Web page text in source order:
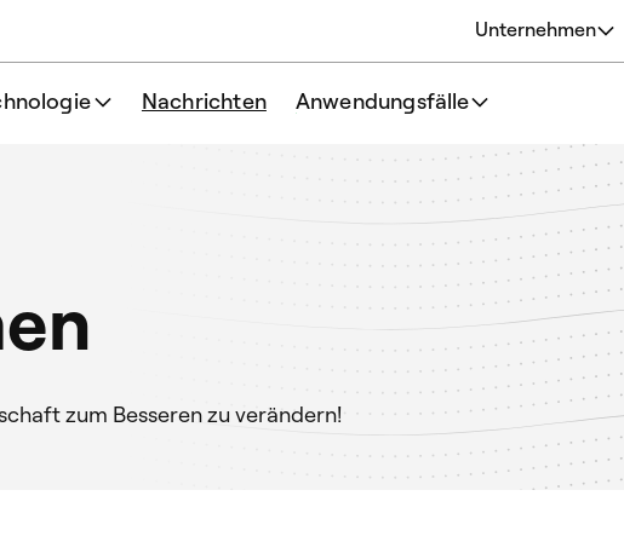
Nachrichten Anwendungsfälle
Unternehmen
Unsere Philosophie
zum Besseren zu verändern!